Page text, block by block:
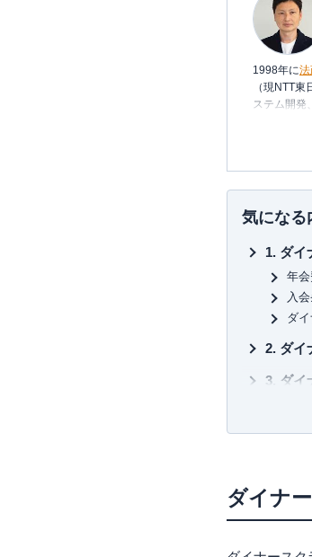
1998年に
（現NTT
ステム開発
年、友人
2011年3月
いるポイン
れる数少
払っている
一般カー
有・利用
い信用で
カードを
の使い方を
三児の父で
気になる
ダイ
年
入
ダ
ダイ
ダイ
グ
その
グ
ダイナ